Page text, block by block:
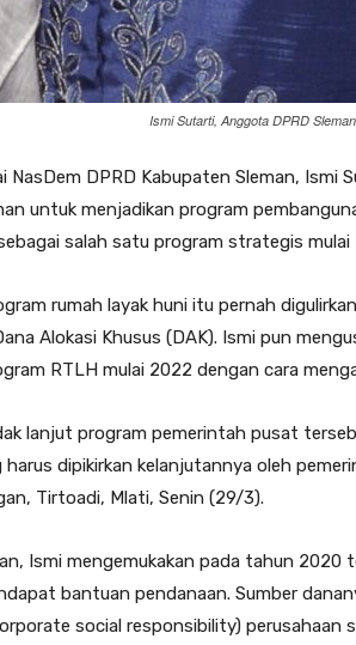
Ismi Sutarti, Anggota DPRD
NasDem DPRD Kabupaten Sleman, Ismi
untuk menjadikan program
salah satu program strategis mulai
rumah layak huni itu pernah
Alokasi Khusus (DAK). Ismi pun
RTLH mulai 2022 dengan cara
lanjut program pemerintah pusat
dipikirkan kelanjutannya oleh
Tirtoadi, Mlati, Senin (29/3).
Ismi mengemukakan pada tahun 2020
bantuan pendanaan. Sumber
social responsibility) perusahaan